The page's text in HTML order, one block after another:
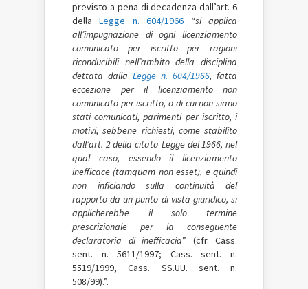
previsto a pena di decadenza dall’art. 6
dellaLegge n. 604/1966 “si applica
all’impugnazione di ogni licenziamento
comunicato per iscritto per ragioni
riconducibili nell’ambito della disciplina
dettata dalla Legge n. 604/1966, fatta
eccezione per il licenziamento non
comunicato per iscritto, o di cui non siano
stati comunicati, parimenti per iscritto, i
motivi, sebbene richiesti, come stabilito
dall’art. 2 della citata Legge del 1966, nel
qual caso, essendo il licenziamento
inefficace (tamquam non esset), e quindi
non inficiando sulla continuità del
rapporto da un punto di vista giuridico, si
applicherebbe il solo termine
prescrizionale per la conseguente
declaratoria di inefficacia” (cfr. Cass.
sent. n. 5611/1997; Cass. sent. n.
5519/1999, Cass. SS.UU. sent. n.
508/99).”.